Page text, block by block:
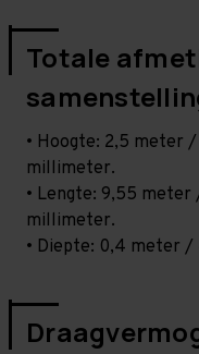
Totale
• Hoogte: 2,5 meter
millimeter.
• Lengte: 9,55
millimeter.
• Diepte: 0,4 meter